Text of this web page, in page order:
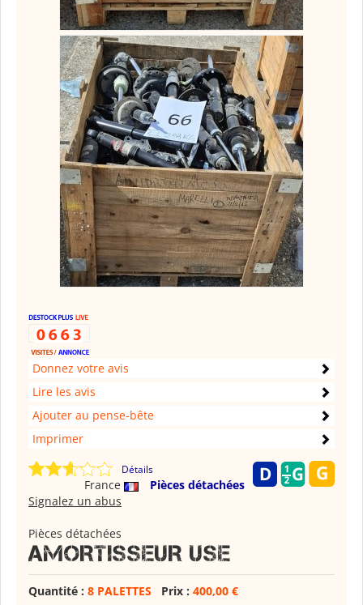
Donnez votre avis
Lire les avis
Ajouter au pense-bête
Imprimer
Détails
France
Pièces détachées
Signalez un abus
Pièces détachées
AMORTISSEUR USE
Quantité : 8 PALETTES Prix : 400,00 €